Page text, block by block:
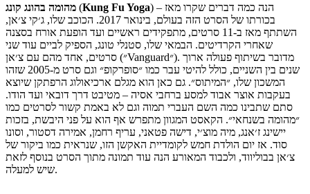
מהומה בהונג קונג (Kung Fu Yoga) – הנה כמה דברים שקרו מאז
בכורתו של הסרט הזה בעולם, בינואר 2017. הכוכב שלו, ג׳קי צ׳אן,
השתתף מאז ב-11 סרטים, מתפקידים ראשיים ועד הופעת אורח בסצנה
שאחרי הקרדיטים. הבמאי שלו, סטנלי טונג, הספיק לביים עוד שני
סרטים, אחד מהם עם צ׳אן (״Vanguard״). מדובר בשיתוף פעולה ארוך
שנים בין השניים, כולל להיטי עבר כמו ״סופרקופ״ וגם סרט מ-2005 שזהו
המשכון שלו, ״המיתוס״. גם כאן הוא מגלם ארכיאולוג הרפתקן שיוצא
בעקבות אוצר אבוד למסע ברחבי אסיה – מטיבט דרך דובאי ועד הודו.
סתם שתבינו כמה השם העברי תמוה וגם לא באמת קשור לסרטים כמו
״מהומה בשנחאי״. הקאסט המגוון מתפרש אף הוא על פני היבשת, בזכות
יישינג ז׳אנג, מיה מוצ׳י, דישה פטאני, עריף רחמן, אמירה דסטור, וסונו
סוד. אז יום הולדת חמש לקומדיית האקשן הזו, שנראית כמו ביקור של
צ׳אן בבוליווד, ולכבוד המאורע הנה עוד תמונה מתוך הסרט בנוסף לזאת
שיש למעלה.